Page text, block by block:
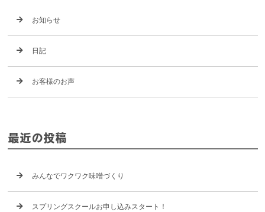
お知らせ
日記
お客様のお声
最近の投稿
みんなでワクワク味噌づくり
スプリングスクールお申し込みスタート！